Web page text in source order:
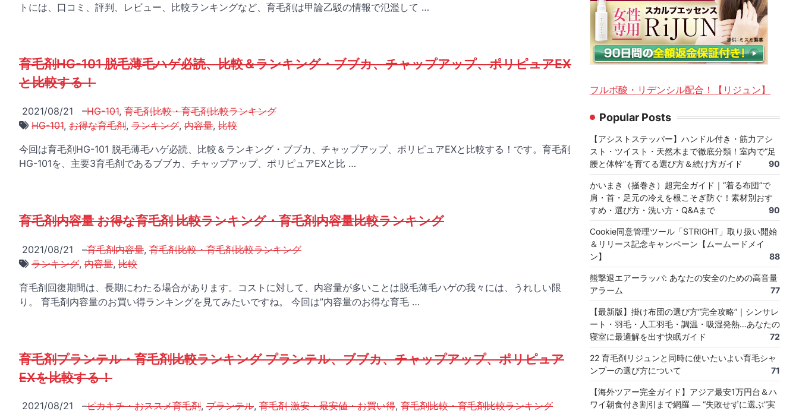
トには、口コミ、評判、レビュー、比較ランキングなど、育毛剤は甲論乙駁の情報で氾濫して …
育毛剤HG-101 脱毛薄毛ハゲ必読、比較＆ランキング・ブブカ、チャップアップ、ポリピュアEX
と比較する！
2021/08/21 –HG-101, 育毛剤比較・育毛剤比較ランキング
HG-101, お得な育毛剤, ランキング, 内容量, 比較
今回は育毛剤HG-101 脱毛薄毛ハゲ必読、比較＆ランキング・ブブカ、チャップアップ、ポリピュアEXと比較する！です。育毛剤
HG-101を、主要3育毛剤であるブブカ、チャップアップ、ポリピュアEXと比 …
育毛剤内容量 お得な育毛剤 比較ランキング・育毛剤内容量比較ランキング
2021/08/21 –育毛剤内容量, 育毛剤比較・育毛剤比較ランキング
ランキング, 内容量, 比較
育毛剤回復期間は、長期にわたる場合があります。コストに対して、内容量が多いことは脱毛薄毛ハゲの我々には、うれしい限
り。 育毛剤内容量のお買い得ランキングを見てみたいですね。 今回は”内容量のお得な育毛 …
育毛剤プランテル・育毛剤比較ランキング プランテル、ブブカ、チャップアップ、ポリピュア
EXを比較する！
2021/08/21 –ピカキチ・おススメ育毛剤, プランテル, 育毛剤 激安・最安値・お買い得, 育毛剤比較・育毛剤比較ランキング
フルボ酸・リデンシル配合！【リジュン】
Popular Posts
【アシストステッパー】ハンドル付き・筋力アシ
スト・ツイスト・天然木まで徹底分類！室内で“足
腰と体幹”を育てる選び方＆続け方ガイド
90
かいまき（掻巻き）超完全ガイド｜“着る布団”で
肩・首・足元の冷えを根こそぎ防ぐ！素材別おす
すめ・選び方・洗い方・Q&Aまで
90
Cookie同意管理ツール「STRIGHT」取り扱い開始
＆リリース記念キャンペーン【ムームードメイ
ン】
88
熊撃退エアーラッパ: あなたの安全のための高音量
アラーム
77
【最新版】掛け布団の選び方“完全攻略”｜シンサレ
ート・羽毛・人工羽毛・調温・吸湿発熱…あなたの
寝室に最適解を出す快眠ガイド
72
22 育毛剤リジュンと同時に使いたいよい育毛シャ
ンプーの選び方について
71
【海外ツアー完全ガイド】アジア最安1万円台＆ハ
ワイ朝食付き割引まで網羅 ― “失敗せずに選ぶ”実